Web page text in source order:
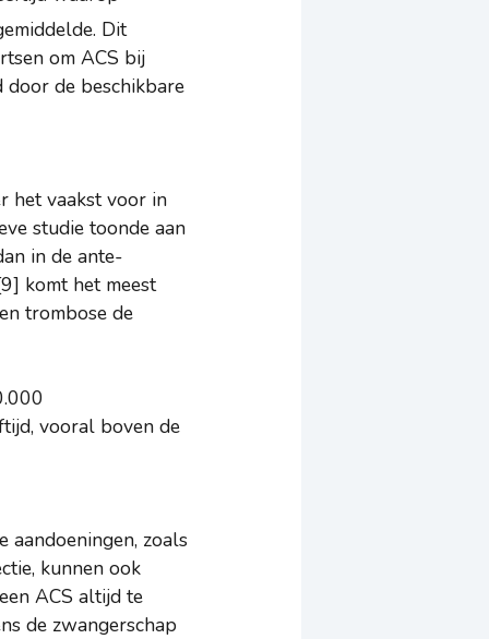
Dit
om ACS bij
door de beschikbare
het vaakst voor in
studie toonde aan
in de ante-
komt het meest
trombose de
vooral boven de
aandoeningen, zoals
kunnen ook
ACS altijd te
de zwangerschap